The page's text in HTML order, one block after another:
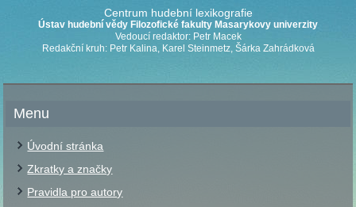
Centrum hudební lexikografie
Ústav hudební vědy Filozofické fakulty Masarykovy univerzity
Vedoucí redaktor: Petr Macek
Redakční kruh: Petr Kalina, Karel Steinmetz, Šárka Zahrádková
Menu
Úvodní stránka
Zkratky a značky
Pravidla pro autory